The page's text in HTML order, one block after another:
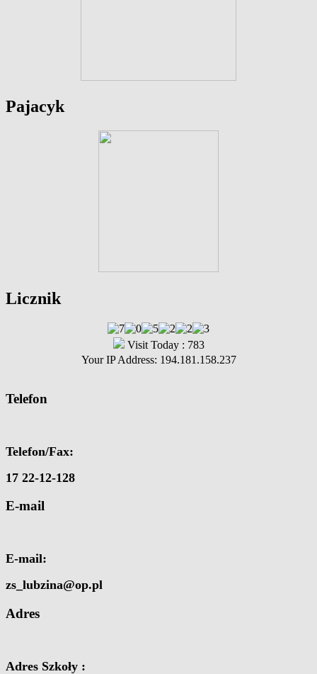
Pajacyk
Licznik
Visit Today : 783
Your IP Address: 194.181.158.237
Telefon
Telefon/Fax:
17 22-12-128
E-mail
E-mail:
zs_lubzina@op.pl
Adres
Adres Szkoły :